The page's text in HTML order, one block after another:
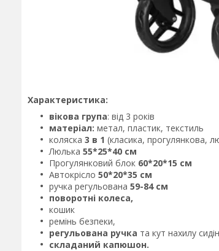
Характеристика:
вікова група: від 3 років
матеріал: метал, пластик, текстиль
коляска 3 в 1 (класика, прогулянкова,
Люлька 55*25*40 см
Прогулянковий блок 60*20*15 см
Автокрісло 50*20*35 см
ручка регульована 59-84 см
поворотні колеса,
кошик
ремінь безпеки,
регульована ручка та кут нахилу
складаний капюшон.